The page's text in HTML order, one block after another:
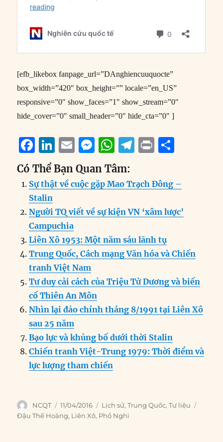
[efb_likebox fanpage_url=”DAnghiencuuquocte”
box_width=”420″ box_height=”” locale=”en_US”
responsive=”0″ show_faces=”1″ show_stream=”0″
hide_cover=”0″ small_header=”0″ hide_cta=”0″ ]
F
a
c
e
b
o
o
k
Li
n
k
e
d
I
n
E
m
ai
l
M
e
ss
e
n
er
W
h
at
s
A
p
T
e
g
r
m
P
n
t
re
Có Thể Bạn Quan Tâm:
Sự thật về cuộc gặp Mao Trạch Đông –
Stalin
Người TQ viết về sự kiện VN ‘xâm lược’
Campuchia
Liên Xô 1953: Một năm sáu lãnh tụ
Trung Quốc, Cách mạng Văn hóa và Chiến
tranh Việt Nam
Tư duy cải cách của Triệu Tử Dương và biến
cố Thiên An Môn
Nhìn lại đảo chính tháng 8/1991 tại Liên Xô
sau 25 năm
Bạo lực và khủng bố dưới thời Stalin
Chiến tranh Việt-Trung 1979: Thời điểm và
lực lượng tham chiến
Author
NCQT
Posted
on
11/04/2016 Categories
Lịch sử,Trung Quốc,Tư liệu
Đậu Thế Hoàng, Liên Xô, Phổ Nghi